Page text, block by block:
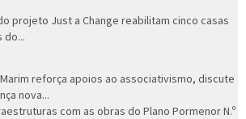
projeto Just a Change reabilitam cinco casas
do...
reforça apoios ao associativismo, discute
nova...
com as obras do Plano Pormenor N.º